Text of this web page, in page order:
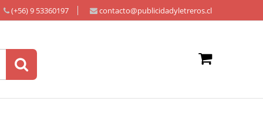
(+56) 9 53360197 contacto@publicidadyletreros.cl